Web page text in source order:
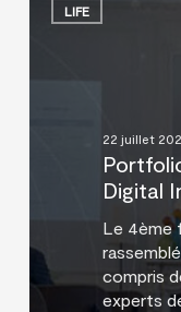
LIFE
22 juillet
Digital
Le 4ème
compris
experts